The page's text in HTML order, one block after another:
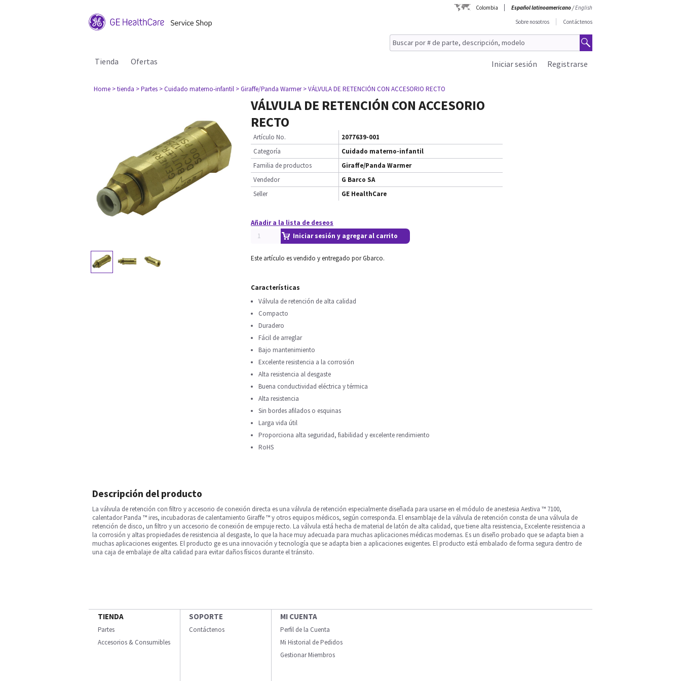
Colombia Español latinoamericano/English
Sobre nosotros
Contáctenos
Tienda Ofertas Registrarse
Iniciar sesión
Home > tienda > Partes > Cuidado materno-infantil > Giraffe/Panda Warmer > VÁLVULA DE RETENCIÓN CON ACCESORIO RECTO
VÁLVULA DE RETENCIÓN CON ACCESORIO
RECTO
Artículo No.
2077639-001
Categoría
Cuidado materno-infantil
Familia de productos
Giraffe/Panda Warmer
Vendedor
G Barco SA
Seller
GE HealthCare
Añadir a la lista de deseos
Iniciar sesión y agregar al carrito
Este artículo es vendido y entregado por Gbarco.
Características
Válvula de retención de alta calidad
Compacto
Duradero
Fácil de arreglar
Bajo mantenimiento
Excelente resistencia a la corrosión
Alta resistencia al desgaste
Buena conductividad eléctrica y térmica
Alta resistencia
Sin bordes afilados o esquinas
Larga vida útil
Proporciona alta seguridad, fiabilidad y excelente rendimiento
RoHS
Descripción del producto
La válvula de retención con filtro y accesorio de conexión directa es una válvula de retención especialmente diseñada para usarse en el módulo de anestesia Aestiva ™ 7100,
calentador Panda ™ ires, incubadoras de calentamiento Giraffe ™ y otros equipos médicos, según corresponda. El ensamblaje de la válvula de retención consta de una válvula de
retención de disco, un filtro y un accesorio de conexión de empuje recto. La válvula está hecha de material de latón de alta calidad, que tiene alta resistencia, Excelente resistencia a
la corrosión y altas propiedades de resistencia al desgaste, lo que la hace muy adecuada para muchas aplicaciones médicas modernas. Es un diseño probado que se adapta bien a
muchas aplicaciones exigentes. El producto ge es una innovación y tecnología que se adapta bien a aplicaciones exigentes. El producto está embalado de forma segura dentro de
una caja de embalaje de alta calidad para evitar daños físicos durante el tránsito.
TIENDA
Partes
Accesorios & Consumibles
SOPORTE
Contáctenos
MI CUENTA
Perfil de la Cuenta
Mi Historial de Pedidos
Gestionar Miembros